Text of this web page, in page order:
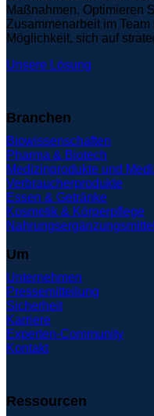
Maßnahmen. Optimieren
Zusammenarbeit im
Möglichkeit, sich auf
Unsere Lösung
Branchen
Biowissenschaften
Pharma & Biotech
Medizinprodukte und
Verbraucherprodukte
Essen & Getränke
Kosmetik & Körperpflege
Um
Unternehmen
Pressemitteilung
Sicherheit
Karriere
Experten-Community
Kontakt
Ressourcen